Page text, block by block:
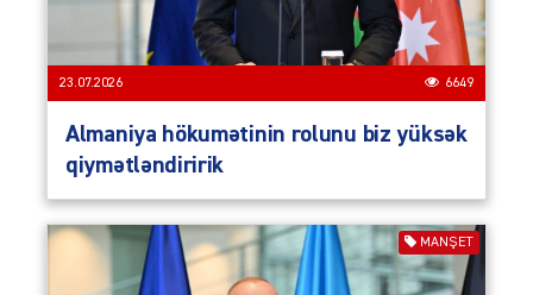
23.07.2026 6649
Almaniya hökumətinin rolunu biz yüksək
qiymətləndiririk
MANŞET